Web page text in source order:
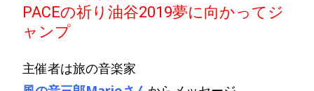
PACEの祈り油谷2019夢に向かってジ
ャンプ
主催者は旅の音楽家